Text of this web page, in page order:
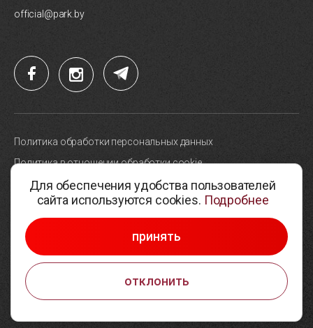
official@park.by
© 2005-2026, Парк высоких технологий
Разработка сайтов —Студия Борового
Политика обработки персональных данных
Политика в отношении обработки cookie
Карта сайта
Выбор настроек cookie
Для обеспечения удобства пользователей
сайта используются cookies. Подробнее
принять
отклонить